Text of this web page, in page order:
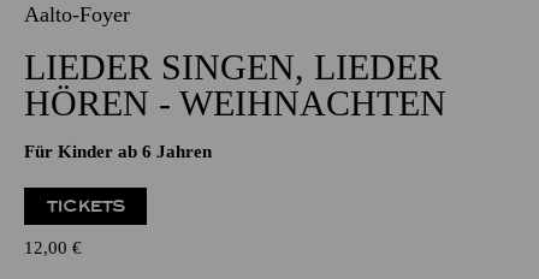
06.12.2026
11:00 - 12:00
Aalto-Foyer
LIEDER SINGEN, LIEDER
Für Kinder ab 6 Jahren